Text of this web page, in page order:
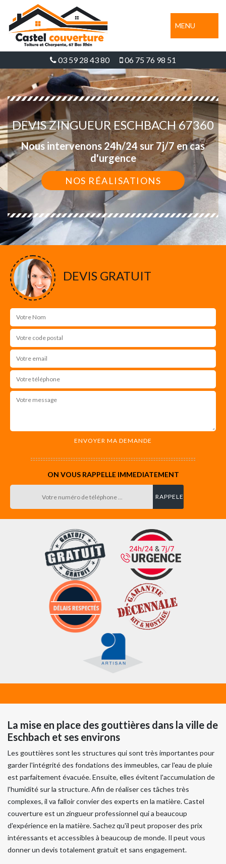
MENU
03 59 28 43 80 06 75 76 98 51
DEVIS ZINGUEUR ESCHBACH 67360
Nous intervenons 24h/24 sur 7j/7 en cas
d'urgence
NOS RÉALISATIONS
DEVIS GRATUIT
ON VOUS RAPPELLE IMMEDIATEMENT
La mise en place des gouttières dans la ville de
Eschbach et ses environs
Les gouttières sont les structures qui sont très importantes pour
garder l'intégrité des fondations des immeubles, car l'eau de pluie
est parfaitement évacuée. Ensuite, elles évitent l'accumulation de
l'humidité sur la structure. Afin de réaliser ces tâches très
complexes, il va falloir convier des experts en la matière. Castel
couverture est un zingueur professionnel qui a beaucoup
d'expérience en la matière. Sachez qu'il peut proposer des prix
intéressants et accessibles à beaucoup de monde. Il peut vous
donner un devis totalement gratuit et sans engagement.